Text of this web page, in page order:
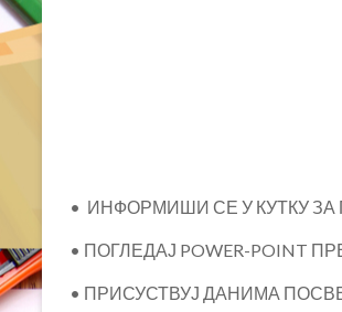
• ИНФОРМИШИ СЕ У КУТКУ
• ПОГЛЕДАЈ POWER-POINT
• ПРИСУСТВУЈ ДАНИМА